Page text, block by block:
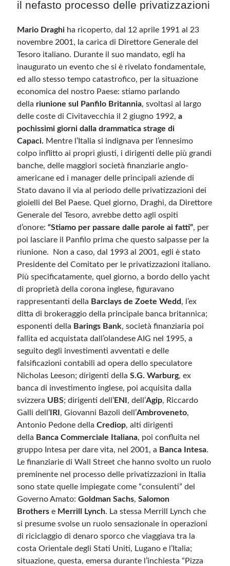
il nefasto processo delle privatizzazioni
Mario Draghi ha ricoperto, dal 12 aprile 1991 al 23
novembre 2001, la carica di Direttore Generale del
Tesoro italiano. Durante il suo mandato, egli ha
inaugurato un evento che si è rivelato fondamentale,
ed allo stesso tempo catastrofico, per la situazione
economica del nostro Paese: stiamo parlando
della riunione sul Panfilo Britannia, svoltasi al largo
delle coste di Civitavecchia il 2 giugno 1992, a
pochissimi giorni dalla drammatica strage di
Capaci. Mentre l’Italia si indignava per l’ennesimo
colpo inflitto ai propri giusti, i dirigenti delle più grandi
banche, delle maggiori società finanziarie anglo-
americane ed i manager delle principali aziende di
Stato davano il via al periodo delle privatizzazioni dei
gioielli del Bel Paese. Quel giorno, Draghi, da Direttore
Generale del Tesoro, avrebbe detto agli ospiti
d’onore: “Stiamo per passare dalle parole ai fatti”, per
poi lasciare il Panfilo prima che questo salpasse per la
riunione. Non a caso, dal 1993 al 2001, egli è stato
Presidente del Comitato per le privatizzazioni italiano.
Più specificatamente, quel giorno, a bordo dello yacht
di proprietà della corona inglese, figuravano
rappresentanti della Barclays de Zoete Wedd, l’ex
ditta di brokeraggio della principale banca britannica;
esponenti della Barings Bank, società finanziaria poi
fallita ed acquistata dall’olandese AIG nel 1995, a
seguito degli investimenti avventati e delle
falsificazioni contabili ad opera dello speculatore
Nicholas Leeson; dirigenti della S.G. Warburg, ex
banca di investimento inglese, poi acquisita dalla
svizzera UBS; dirigenti dell’ENI , dell’Agip, Riccardo
Galli dell’ IRI , Giovanni Bazoli dell’Ambroveneto,
Antonio Pedone della Crediop, alti dirigenti
della Banca Commerciale Italiana, poi confluita nel
gruppo Intesa per dare vita, nel 2001, a Banca Intesa.
Le finanziarie di Wall Street che hanno svolto un ruolo
preminente nel processo delle privatizzazioni in Italia
sono state quelle impiegate come “consulenti” del
Governo Amato: Goldman Sachs, Salomon
Brothers e Merrill Lynch. La stessa Merrill Lynch che
si presume svolse un ruolo sensazionale in operazioni
di riciclaggio di denaro sporco che viaggiava tra la
costa Orientale degli Stati Uniti, Lugano e l’Italia;
situazione, questa, emersa durante l’inchiesta “Pizza